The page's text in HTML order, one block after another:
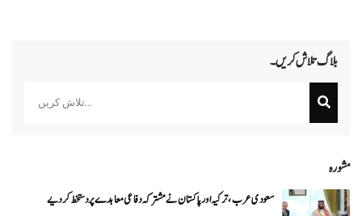
بلاگ تلاش کریں۔
مشورہ
سعودی عرب، ترکیہ اور پاکستان نے مشترکہ دفاعی معاہدے پر دستخط کر دیے